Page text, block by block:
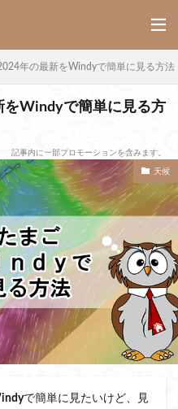
年の最新をWindyで簡単に見る方法
をWindyで簡単に見る方
記事内に一部プロモーションを含みます。
天候
で簡単に見たいけど、見